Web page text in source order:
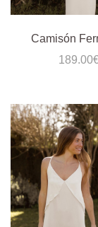
Camisón
189.00